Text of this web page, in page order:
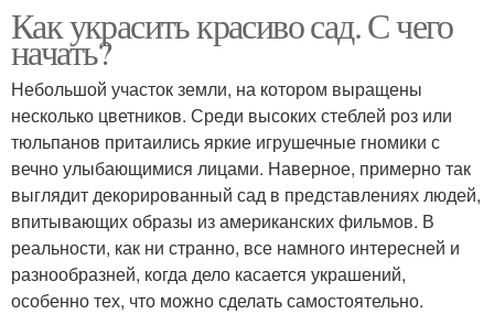
Идеи для сада Сад в горшке
Беседки в саду
Как украсить красиво сад. С чего
начать?
Небольшой участок земли, на котором выращены
несколько цветников. Среди высоких стеблей роз или
тюльпанов притаились яркие игрушечные гномики с
вечно улыбающимися лицами. Наверное, примерно так
выглядит декорированный сад в представлениях людей,
впитывающих образы из американских фильмов. В
реальности, как ни странно, все намного интересней и
разнообразней, когда дело касается украшений,
особенно тех, что можно сделать самостоятельно.